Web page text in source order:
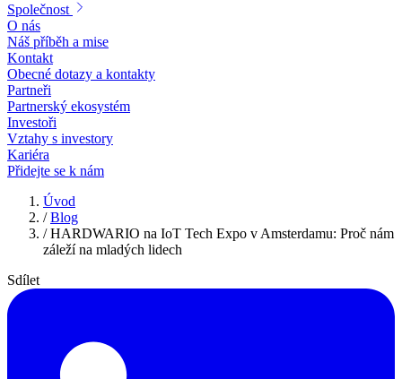
Společnost
O nás
Náš příběh a mise
Kontakt
Obecné dotazy a kontakty
Partneři
Partnerský ekosystém
Investoři
Vztahy s investory
Kariéra
Přidejte se k nám
Úvod
/ Blog
/ HARDWARIO na IoT Tech Expo v Amsterdamu: Proč nám
záleží na mladých lidech
Sdílet